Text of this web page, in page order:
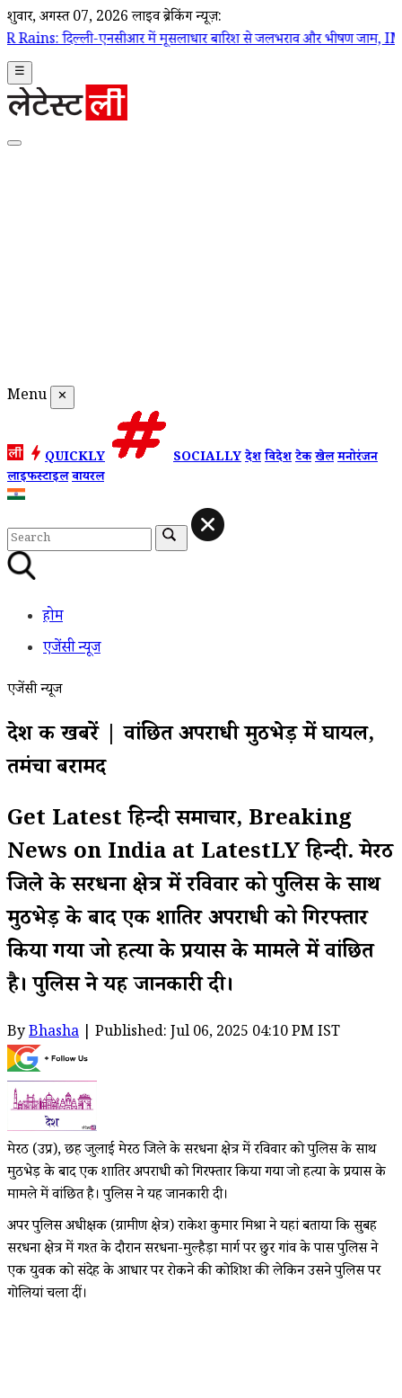
शुक्रवार, अगस्त 07, 2026 लाइव ब्रेकिंग न्यूज़:
एनसीआर में मूसलाधार बारिश से जलभराव और भीषण जाम, IMD ने जारी
☰
Menu ✕
QUICKLY SOCIALLYदेशविदेशटेकखेलमनोरंजन
लाइफस्टाइलवायरल
होम
एजेंसी न्यूज
एजेंसी न्यूज
देश की खबरें | वांछित अपराधी मुठभेड़ में घायल,
तमंचा बरामद
Get Latest हिन्दी समाचार, Breaking
News on India at LatestLY हिन्दी. मेरठ
जिले के सरधना क्षेत्र में रविवार को पुलिस के साथ
मुठभेड़ के बाद एक शातिर अपराधी को गिरफ्तार
किया गया जो हत्या के प्रयास के मामले में वांछित
है। पुलिस ने यह जानकारी दी।
ByBhasha | Published: Jul 06, 2025 04:10 PM IST
मेरठ (उप्र), छह जुलाई मेरठ जिले के सरधना क्षेत्र में रविवार को पुलिस के साथ
मुठभेड़ के बाद एक शातिर अपराधी को गिरफ्तार किया गया जो हत्या के प्रयास के
मामले में वांछित है। पुलिस ने यह जानकारी दी।
अपर पुलिस अधीक्षक (ग्रामीण क्षेत्र) राकेश कुमार मिश्रा ने यहां बताया कि सुबह
सरधना क्षेत्र में गश्त के दौरान सरधना-मुल्हैड़ा मार्ग पर छुर गांव के पास पुलिस ने
एक युवक को संदेह के आधार पर रोकने की कोशिश की लेकिन उसने पुलिस पर
गोलियां चला दीं।